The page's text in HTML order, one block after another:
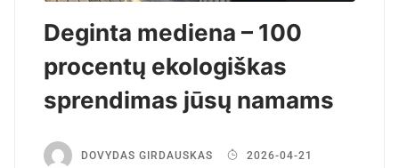
Deginta mediena – 100
procentų ekologiškas
sprendimas jūsų namams
DOVYDAS GIRDAUSKAS 2026-04-21